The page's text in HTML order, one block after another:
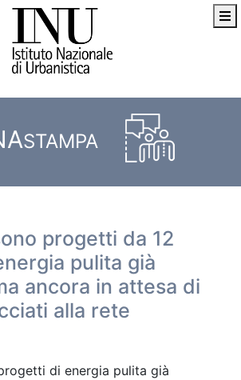
STAMPA
progetti da 12
pulita già
ancora in attesa di
alla rete
di energia pulita già